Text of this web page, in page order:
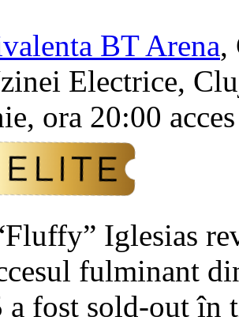
BT Arena,
Electrice,
ora 20:00
Iglesias
fulminant
a fost sold-out în